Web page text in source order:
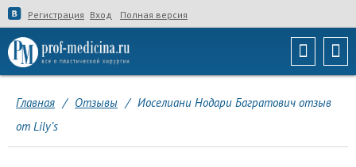
Регистрация Вход Полная версия
Главная / Отзывы / Иоселиани Нодари Багратович отзыв
от Lily’s